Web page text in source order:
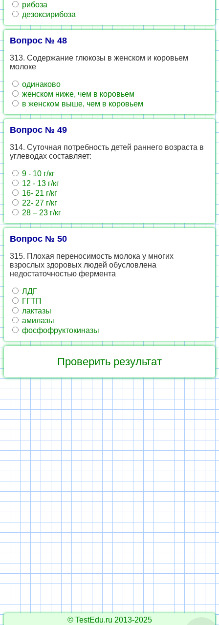
рибоза
дезоксирибоза
Вопрос № 48
313. Содержание глюкозы в женском и коровьем
молоке
одинаково
женском ниже, чем в коровьем
в женском выше, чем в коровьем
Вопрос № 49
314. Суточная потребность детей раннего возраста в
углеводах составляет:
9 - 10 г/кг
12 - 13 г/кг
16- 21 г/кг
22- 27 г/кг
28 – 23 г/кг
Вопрос № 50
315. Плохая переносимость молока у многих
взрослых здоровых людей обусловлена
недостаточностью фермента
ЛДГ
ГГТП
лактазы
амилазы
фосфофруктокиназы
© TestEdu.ru 2013-2025